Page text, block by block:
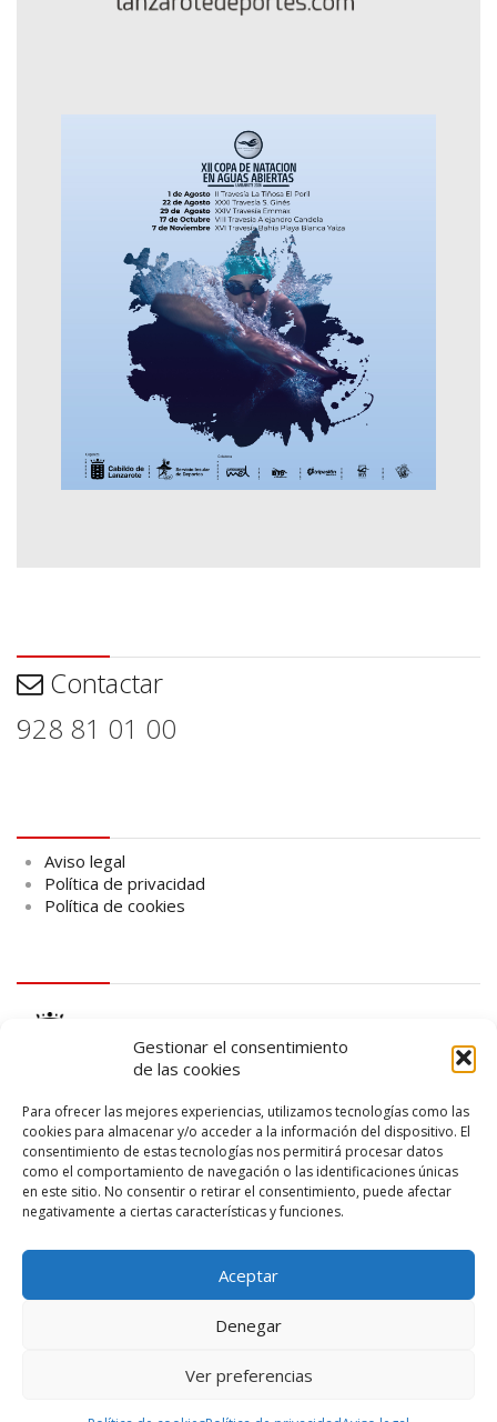
Gestionar el consentimiento
de las cookies
Para ofrecer las mejores experiencias, utilizamos tecnologías como las
cookies para almacenar y/o acceder a la información del dispositivo. El
consentimiento de estas tecnologías nos permitirá procesar datos
como el comportamiento de navegación o las identificaciones únicas
en este sitio. No consentir o retirar el consentimiento, puede afectar
negativamente a ciertas características y funciones.
Aceptar
Denegar
Ver preferencias
Contactar
928 81 01 00
Aviso legal
Política de privacidad
Política de cookies
logo SID